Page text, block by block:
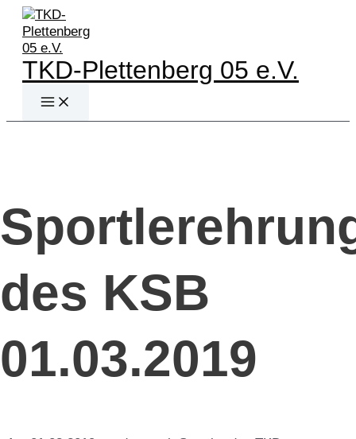
Zum
Inhalt
springen
TKD-Plettenberg 05 e.V.
Main
Menu
des KSB
01.03.2019